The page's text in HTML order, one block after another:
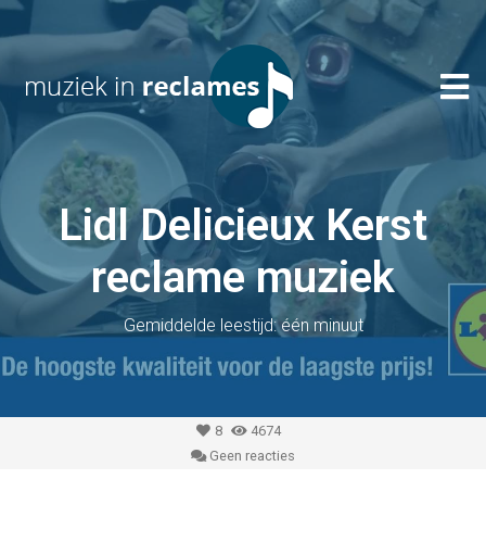
Lidl Delicieux Kerst
reclame muziek
Gemiddelde leestijd: één minuut
8
4674
Geen reacties